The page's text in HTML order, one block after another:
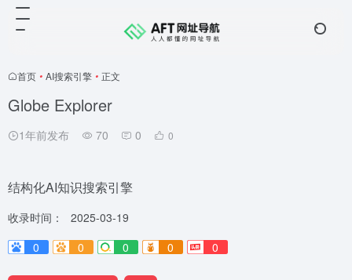
首页 • AI搜索引擎 • 正文
Globe Explorer
1年前发布 70 0 0
结构化AI知识搜索引擎
收录时间：
2025-03-19
0
0 0 0 0